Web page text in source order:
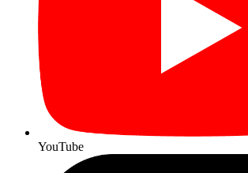
YouTube